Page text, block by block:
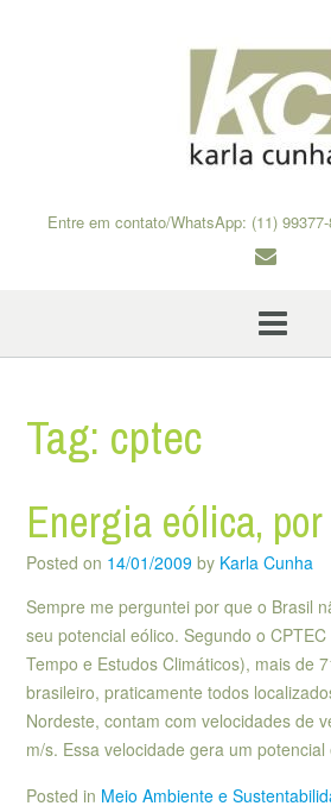
Entre em contato/WhatsApp: (11)
Tag: cptec
Energia eólica,
Posted on 14/01/2009 by Karla Cunha
Sempre me perguntei por que o Brasil
seu potencial eólico. Segundo o
Tempo e Estudos Climáticos), mais de
brasileiro, praticamente todos
Nordeste, contam com velocidades de
m/s. Essa velocidade gera um potencial
Posted in Meio Ambiente e